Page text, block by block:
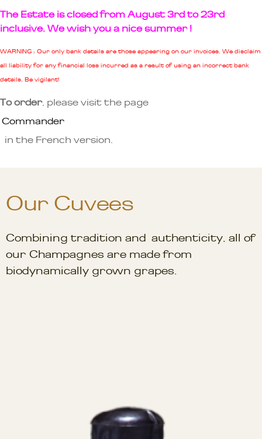
The Estate is closed from August 3rd to 23rd
inclusive. We wish you a nice summer !
WARNING : Our only bank details are those appearing on our invoices. We disclaim
all liability for any financial loss incurred as a result of using an incorrect bank
details. Be vigilant!
To order, please visit the page
Commander
in the French version.
Our Cuvees
Combining tradition and authenticity, all of
our Champagnes are made from
biodynamically grown grapes.